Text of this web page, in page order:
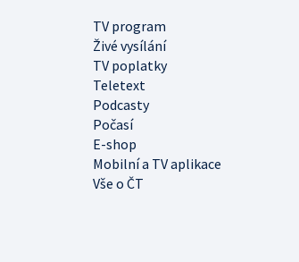
TV program
Živé vysílání
TV poplatky
Teletext
Podcasty
Počasí
E-shop
Mobilní a TV aplikace
Vše o ČT